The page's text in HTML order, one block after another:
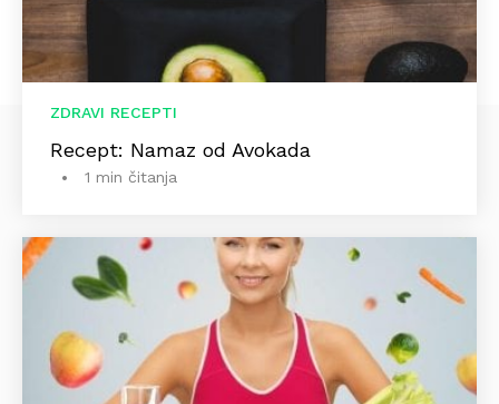
ZDRAVI RECEPTI
Recept: Namaz od Avokada
1 min čitanja